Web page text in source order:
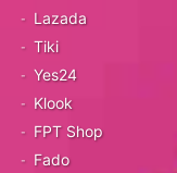
Lazada
Tiki
Yes24
Klook
FPT Shop
Fado